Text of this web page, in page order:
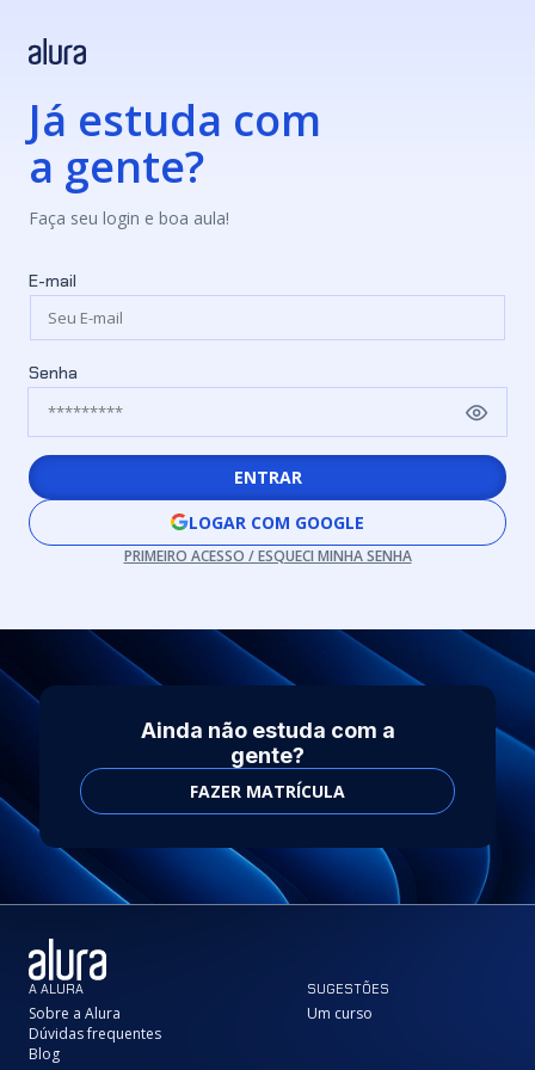
Já estuda com
a gente?
Faça seu login e boa aula!
E-mail
Senha
ENTRAR
LOGAR COM GOOGLE
PRIMEIRO ACESSO / ESQUECI MINHA SENHA
Ainda não estuda com a
gente?
FAZER MATRÍCULA
A ALURA
Sobre a Alura
Dúvidas frequentes
Blog
SUGESTÕES
Um curso